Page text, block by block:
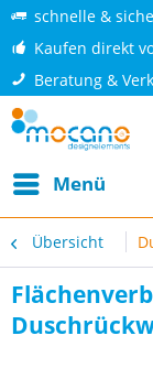
schnelle &
Kaufen direkt
Beratung &
Menü
Übersicht